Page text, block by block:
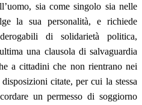
sia come singolo sia nelle
la sua personalità, e richiede
di solidarietà politica,
una clausola di salvaguardia
a cittadini che non rientrano nei
citate, per cui la stessa
un permesso di soggiorno